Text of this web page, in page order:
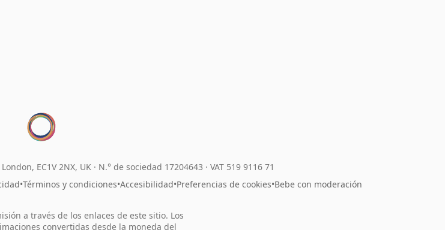
EC1V 2NX, UK · N.° de sociedad 17204643 · VAT 519 9116 71
•Términos y condiciones•Accesibilidad•Preferencias de cookies•Bebe con moderación
a través de los enlaces de este sitio. Los
convertidas desde la moneda del